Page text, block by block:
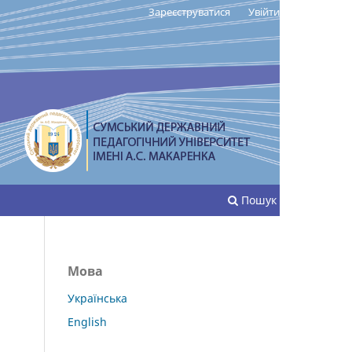
Пошук
Зареєструватися Увійти
Мова
Українська
English